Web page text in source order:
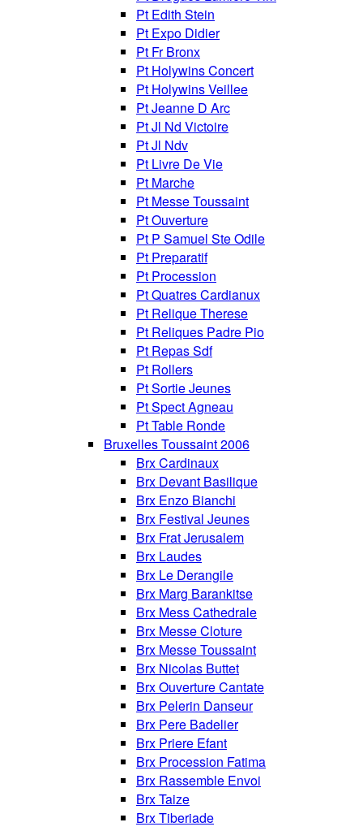
Pt Edith Stein
Pt Expo Didier
Pt Fr Bronx
Pt Holywins Concert
Pt Holywins Veillee
Pt Jeanne D Arc
Pt Jl Nd Victoire
Pt Jl Ndv
Pt Livre De Vie
Pt Marche
Pt Messe Toussaint
Pt Ouverture
Pt P Samuel Ste Odile
Pt Preparatif
Pt Procession
Pt Quatres Cardianux
Pt Relique Therese
Pt Reliques Padre Pio
Pt Repas Sdf
Pt Rollers
Pt Sortie Jeunes
Pt Spect Agneau
Pt Table Ronde
Bruxelles Toussaint 2006
Brx Cardinaux
Brx Devant Basilique
Brx Enzo Bianchi
Brx Festival Jeunes
Brx Frat Jerusalem
Brx Laudes
Brx Le Derangile
Brx Marg Barankitse
Brx Mess Cathedrale
Brx Messe Cloture
Brx Messe Toussaint
Brx Nicolas Buttet
Brx Ouverture Cantate
Brx Pelerin Danseur
Brx Pere Badelier
Brx Priere Efant
Brx Procession Fatima
Brx Rassemble Envoi
Brx Taize
Brx Tiberiade